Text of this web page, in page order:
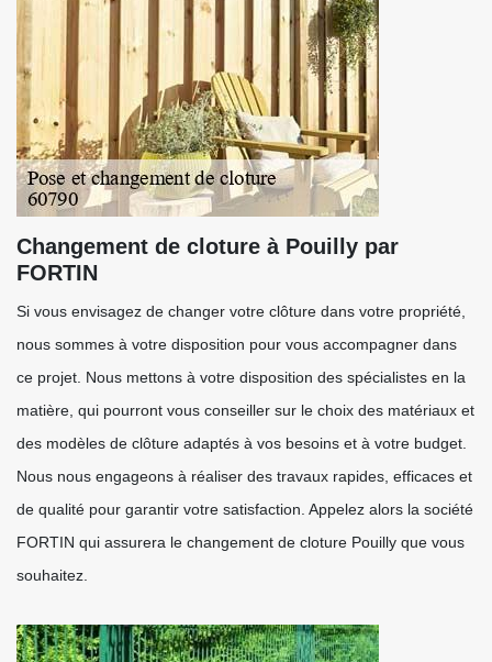
Changement de cloture à Pouilly par
FORTIN
Si vous envisagez de changer votre clôture dans votre propriété,
nous sommes à votre disposition pour vous accompagner dans
ce projet. Nous mettons à votre disposition des spécialistes en la
matière, qui pourront vous conseiller sur le choix des matériaux et
des modèles de clôture adaptés à vos besoins et à votre budget.
Nous nous engageons à réaliser des travaux rapides, efficaces et
de qualité pour garantir votre satisfaction. Appelez alors la société
FORTIN qui assurera le changement de cloture Pouilly que vous
souhaitez.